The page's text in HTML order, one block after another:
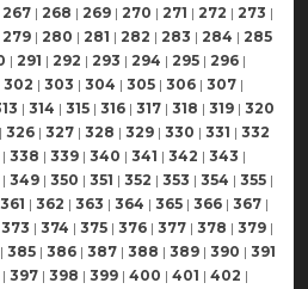
267 | 268 | 269 | 270 | 271 | 272 | 273 |
279 | 280 | 281 | 282 | 283 | 284 | 285
| 291 | 292 | 293 | 294 | 295 | 296 |
302 | 303 | 304 | 305 | 306 | 307 |
| 314 | 315 | 316 | 317 | 318 | 319 | 320
| 326 | 327 | 328 | 329 | 330 | 331 | 332
| 338 | 339 | 340 | 341 | 342 | 343 |
| 349 | 350 | 351 | 352 | 353 | 354 | 355 |
361 | 362 | 363 | 364 | 365 | 366 | 367 |
373 | 374 | 375 | 376 | 377 | 378 | 379 |
| 385 | 386 | 387 | 388 | 389 | 390 | 391
| 397 | 398 | 399 | 400 | 401 | 402 |